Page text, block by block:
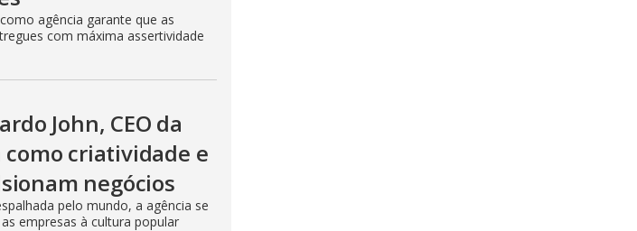
agência garante que as
com máxima assertividade
John, CEO da
como criatividade e
negócios
pelo mundo, a agência se
empresas à cultura popular